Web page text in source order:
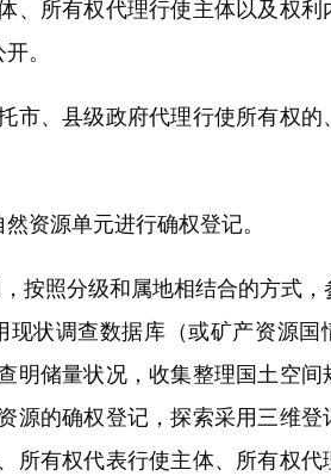
、所有权代理行使主体以及权利
。
、县级政府代理行使所有权的
资源单元进行确权登记。
照分级和属地相结合的方式，
状调查数据库（或矿产资源国
明储量状况，收集整理国土空间
源的确权登记，探索采用三维登
所有权代表行使主体、所有权代